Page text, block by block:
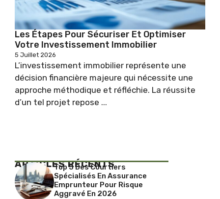
Les Étapes Pour Sécuriser Et Optimiser
Votre Investissement Immobilier
5 Juillet 2026
L’investissement immobilier représente une
décision financière majeure qui nécessite une
approche méthodique et réfléchie. La réussite
d’un tel projet repose ...
ARTICLES RÉCENTS
Top 5 Des Courtiers
Spécialisés En Assurance
Emprunteur Pour Risque
Aggravé En 2026